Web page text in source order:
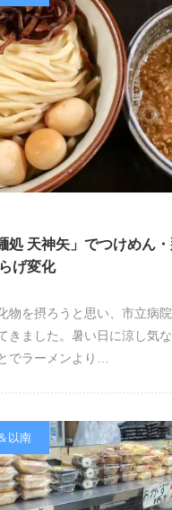
処 天神矢」でつけめん
げ変化
物を摂ろうと思い、市立病
きました。暑い日に涼し気
でラーメンより…
以南